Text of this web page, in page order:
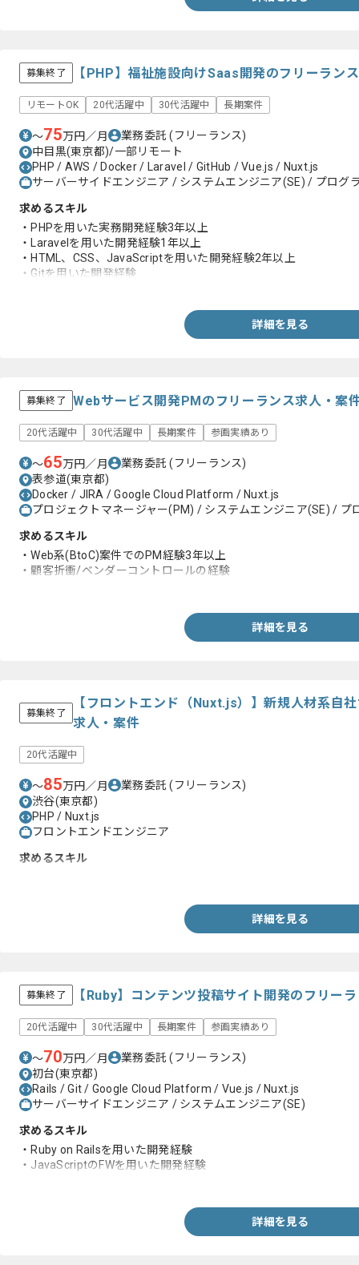
募集終了 【PHP】福祉施設向けSaas開発のフリーラン
リモートOK 20代活躍中 30代活躍中 長期案件
〜75万円／月 業務委託(フリーランス)
中目黒(東京都)/一部リモート
PHP / AWS / Docker / Laravel / GitHub / Vue.js / Nuxt.js
サーバーサイドエンジニア / システムエンジニア(SE) / プログ
求めるスキル
・PHPを用いた実務開発経験3年以上
・Laravelを用いた開発経験1年以上
・HTML、CSS、JavaScriptを用いた開発経験2年以上
・Gitを用いた開発経験
詳細を見る
募集終了 Webサービス開発PMのフリーランス求人・案
20代活躍中 30代活躍中 長期案件 参画実績あり
〜65万円／月 業務委託(フリーランス)
表参道(東京都)
Docker / JIRA / Google Cloud Platform / Nuxt.js
プロジェクトマネージャー(PM) / システムエンジニア(SE) / プ
求めるスキル
・Web系(BtoC)案件でのPM経験3年以上
・顧客折衝/ベンダーコントロールの経験
詳細を見る
募集終了
【フロントエンド（Nuxt.js）】新規人材系自
求人・案件
20代活躍中
〜85万円／月 業務委託(フリーランス)
渋谷(東京都)
PHP / Nuxt.js
フロントエンドエンジニア
求めるスキル
詳細を見る
募集終了 【Ruby】コンテンツ投稿サイト開発のフリー
20代活躍中 30代活躍中 長期案件 参画実績あり
〜70万円／月 業務委託(フリーランス)
初台(東京都)
Rails / Git / Google Cloud Platform / Vue.js / Nuxt.js
サーバーサイドエンジニア / システムエンジニア(SE)
求めるスキル
・Ruby on Railsを用いた開発経験
・JavaScriptのFWを用いた開発経験
詳細を見る